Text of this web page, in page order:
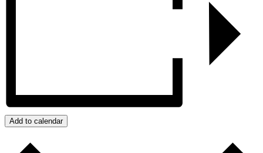
Add to calendar